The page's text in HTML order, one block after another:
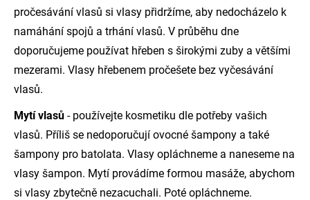
pročesávání vlasů si vlasy přidržíme, aby nedocházelo k
namáhání spojů a trhání vlasů. V průběhu dne
doporučujeme používat hřeben s širokými zuby a většími
mezerami. Vlasy hřebenem pročešete bez vyčesávání
vlasů.
Mytí vlasů - používejte kosmetiku dle potřeby vašich
vlasů. Příliš se nedoporučují ovocné šampony a také
šampony pro batolata. Vlasy opláchneme a naneseme na
vlasy šampon. Mytí provádíme formou masáže, abychom
si vlasy zbytečně nezacuchali. Poté opláchneme.